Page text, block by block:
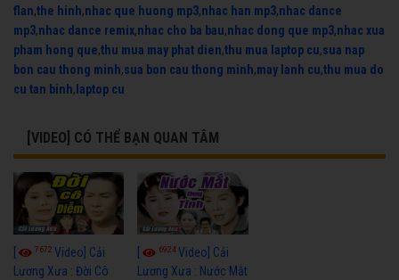
flan,the hinh,nhac que huong mp3,nhac han mp3,nhac dance
mp3,nhac dance remix,nhac cho ba bau,nhac dong que mp3,nhac xua
pham hong que,thu mua may phat dien,thu mua laptop cu,sua nap
bon cau thong minh,sua bon cau thong minh,may lanh cu,thu mua do
cu tan binh, laptop cu
[VIDEO] CÓ THỂ BẠN QUAN TÂM
7672 Video] Cải
Lương Xưa : Đời Cô
6924Video] Cải
Lương Xưa : Nước Mắt